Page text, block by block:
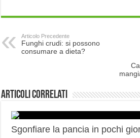
Articolo Precedente
Funghi crudi: si possono
consumare a dieta?
Articoli correlati
Sgonfiare la pancia in pochi